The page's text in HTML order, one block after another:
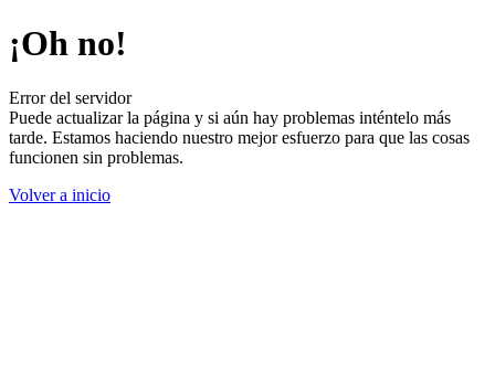
¡Oh no!
Error del servidor
Puede actualizar la página y si aún hay problemas inténtelo más
tarde. Estamos haciendo nuestro mejor esfuerzo para que las cosas
funcionen sin problemas.
Volver a inicio